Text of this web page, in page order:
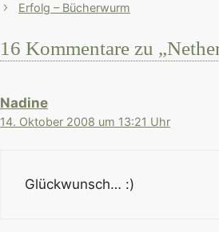
Erfolg – Bücherwurm
16 Kommentare zu
Nadine
14. Oktober 2008 um 13:21 Uhr
Glückwunsch… :)